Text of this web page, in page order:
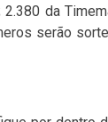
da
serão